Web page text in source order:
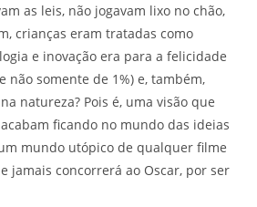
as leis, não jogavam lixo no chão,
crianças eram tratadas como
e inovação era para a felicidade
não somente de 1%) e, também,
natureza? Pois é, uma visão que
ficando no mundo das ideias
mundo utópico de qualquer filme
jamais concorrerá ao Oscar, por ser